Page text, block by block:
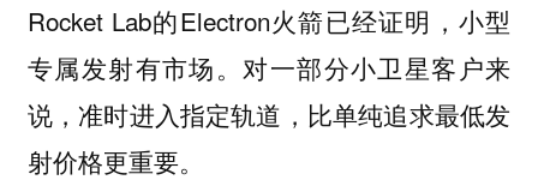
Rocket Lab的Electron火箭已经证明，小型
专属发射有市场。对一部分小卫星客户来
说，准时进入指定轨道，比单纯追求最低发
射价格更重要。